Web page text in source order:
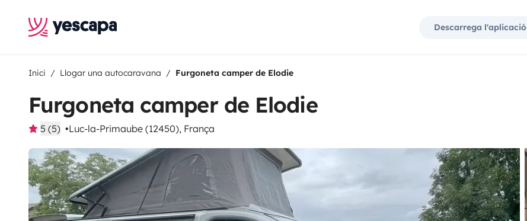
Descarrega l'aplicació
Inici Llogar una autocaravana Furgoneta camper de Elodie
Furgoneta camper de Elodie
5 (5) Luc-la-Primaube (12450), França